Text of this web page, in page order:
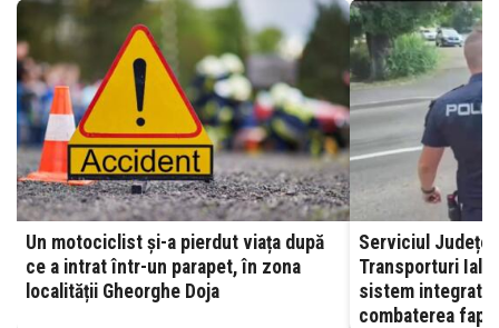
Un motociclist și-a pierdut viața după
ce a intrat într-un parapet, în zona
localității Gheorghe Doja
Serviciul
Transporturi Ialomița –
sistem integrat,
combaterea